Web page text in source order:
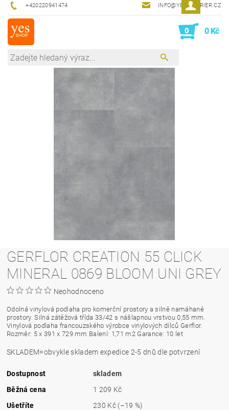
+420220941474 INFO@YESINTERIER.CZ
0 0 Kč
GERFLOR CREATION 55 CLICK
MINERAL 0869 BLOOM UNI GREY
Neohodnoceno
Odolná vinylová podlaha pro komerční prostory a silně namáhané
prostory. Silná zátěžová třída 33/42 s nášlapnou vrstvou 0,55 mm.
Vinylová podlaha francouzského výrobce vinylových dílců Gerflor.
Rozměr: 5 x 391 x 729 mm Balení: 1,71 m2 Garance: 10 let
SKLADEM=obvykle skladem expedice 2-5 dnů dle potvrzení
Dostupnost
skladem
Běžná cena
1 209 Kč
Ušetříte
230 Kč (–19 %)